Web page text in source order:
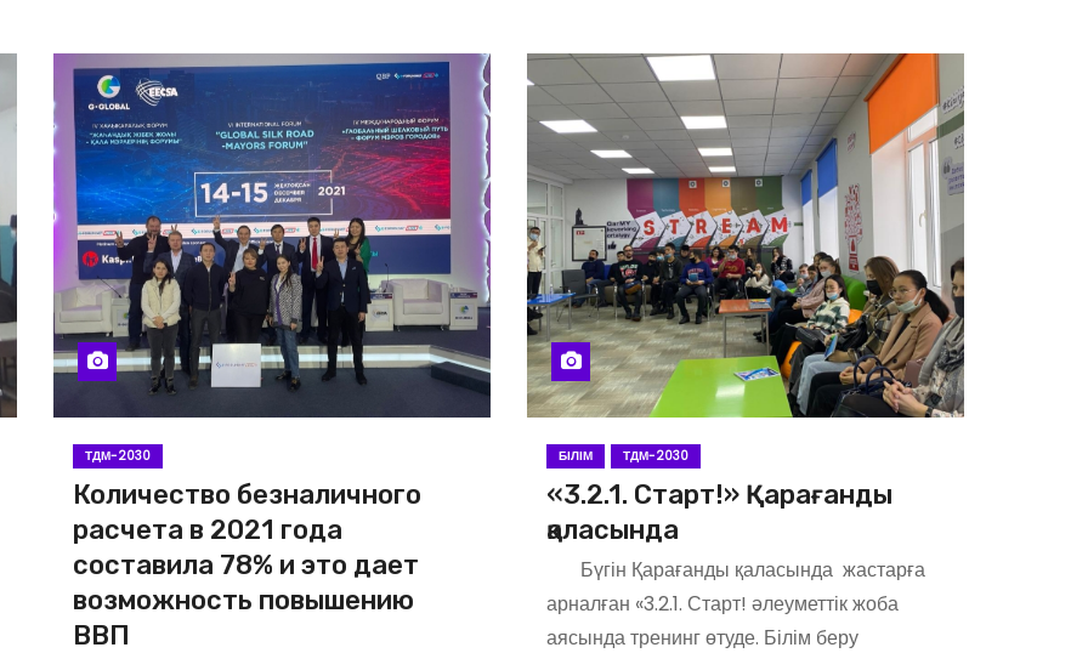
ТДМ-2030
Количество безналичного
расчета в 2021 года
составила 78% и это дает
возможность повышению
ВВП
БІЛІМ ТДМ-2030
«3.2.1. Старт!» Қарағанды
қаласында
Бүгін Қарағанды қаласында жастарға
арналған «3.2.1. Старт! әлеуметтік жоба
аясында тренинг өтуде. Білім беру